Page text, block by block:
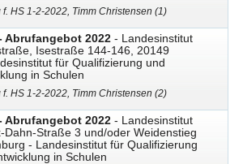
HS 1-2-2022, Timm Christensen (1)
Abrufangebot 2022 - Landesinstitut
Isestraße 144-146, 20149
für Qualifizierung und
in Schulen
HS 1-2-2022, Timm Christensen (2)
Abrufangebot 2022 - Landesinstitut
Dahn-Straße 3 und/oder Weidenstieg
- Landesinstitut für Qualifizierung
in Schulen